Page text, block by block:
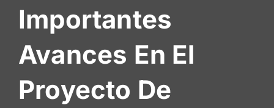
Electrónica
Contratante
Noticias
Contacto
Importantes
Avances En El
Proyecto De